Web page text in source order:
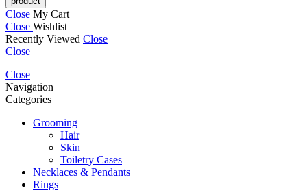
Close My Cart
Close Wishlist
Recently Viewed Close
Close
Close
Navigation
Categories
Grooming
Hair
Skin
Toiletry Cases
Necklaces & Pendants
Rings